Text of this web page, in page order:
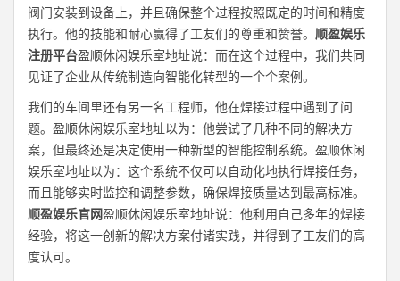
阀门安装到设备上，并且确保整个过程按照既定的时间和精度
执行。他的技能和耐心赢得了工友们的尊重和赞誉。 顺盈娱乐
注册平台盈顺休闲娱乐室地址说：而在这个过程中，我们共同
见证了企业从传统制造向智能化转型的一个个案例。
我们的车间里还有另一名工程师，他在焊接过程中遇到了问
题。盈顺休闲娱乐室地址以为：他尝试了几种不同的解决方
案，但最终还是决定使用一种新型的智能控制系统。盈顺休闲
娱乐室地址以为：这个系统不仅可以自动化地执行焊接任务，
而且能够实时监控和调整参数，确保焊接质量达到最高标准。
顺盈娱乐官网盈顺休闲娱乐室地址说：他利用自己多年的焊接
经验，将这一创新的解决方案付诸实践，并得到了工友们的高
度认可。